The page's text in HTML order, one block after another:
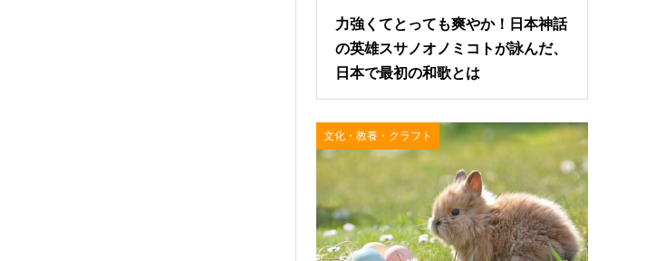
力強くてとっても爽やか！日本神話
の英雄スサノオノミコトが詠んだ、
日本で最初の和歌とは
文化・教養・クラフト